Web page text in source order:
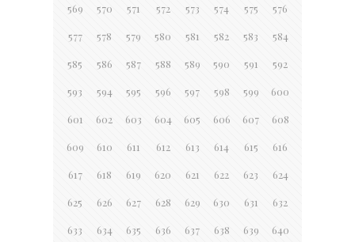
569 570 571 572 573 574 575 576
577 578 579 580 581 582 583 584
585 586 587 588 589 590 591 592
593 594 595 596 597 598 599 600
601 602 603 604 605 606 607 608
609 610 611 612 613 614 615 616
617 618 619 620 621 622 623 624
625 626 627 628 629 630 631 632
633 634 635 636 637 638 639 640